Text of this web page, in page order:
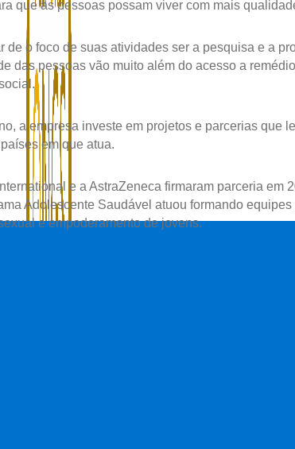
que as pessoas possam viver com mais
de o foco de suas atividades ser a pesquisa e a
das pessoas vão muito além do acesso a
a empresa investe em projetos e parcerias que
em que atua.
e a AstraZeneca firmaram parceria
Adolescente Saudável atuou formando
e empoderamento de jovens.